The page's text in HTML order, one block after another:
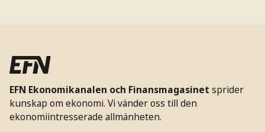
EFN Ekonomikanalen och Finansmagasinet sprider
kunskap om ekonomi. Vi vänder oss till den
ekonomiintresserade allmänheten.